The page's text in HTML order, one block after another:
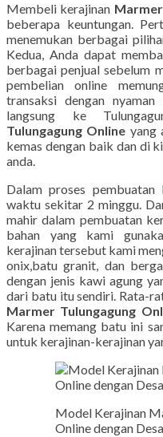
Membeli kerajinan
beberapa keuntungan.
menemukan berbagai
Kedua, Anda dapat
berbagai penjual sebelum
pembelian online
transaksi dengan
langsung ke
Tulungagung Online yang
kemas dengan baik dan di
anda.
Dalam proses
waktu sekitar 2 minggu.
mahir dalam pembuatan
bahan yang kami
kerajinan tersebut kami
onix,batu granit, dan
dengan jenis kawi agung
dari batu itu sendiri. Rata-
Marmer Tulungagung
Karena memang batu ini
untuk kerajinan-kerajinan
Model Kerajinan
Online dengan